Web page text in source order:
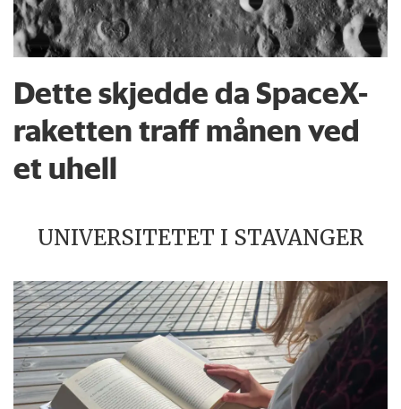
Dette skjedde da SpaceX-
raketten traff månen ved
et uhell
UNIVERSITETET I STAVANGER